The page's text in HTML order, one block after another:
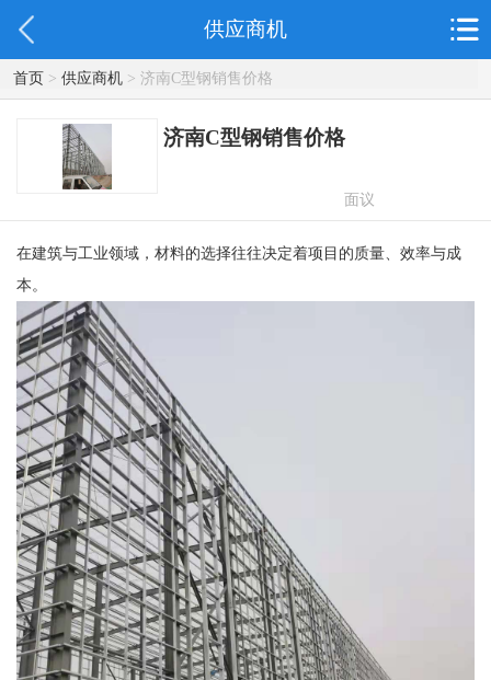
供应商机
首页> 供应商机> 济南C型钢销售价格
济南C型钢销售价格
面议
在建筑与工业领域，材料的选择往往决定着项目的质量、效率与成
本。